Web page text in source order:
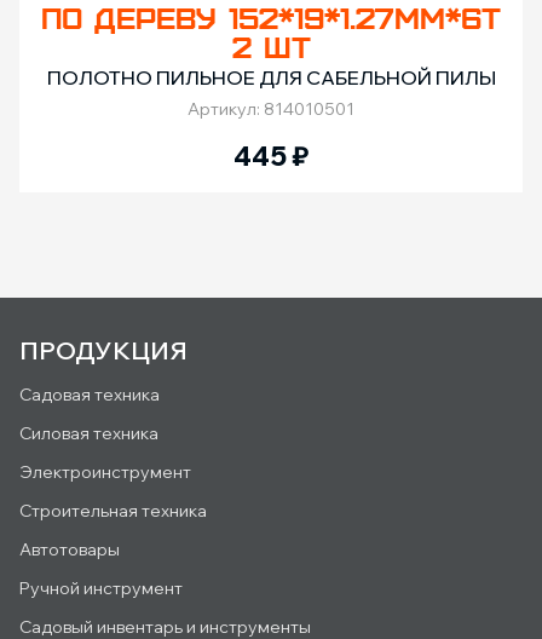
ПО ДЕРЕВУ 152*19*1.27ММ*6T
2 ШТ
ПОЛОТНО ПИЛЬНОЕ ДЛЯ САБЕЛЬНОЙ ПИЛЫ
Артикул: 814010501
445₽
ПРОДУКЦИЯ
Садовая техника
Силовая техника
Электроинструмент
Строительная техника
Автотовары
Ручной инструмент
Садовый инвентарь и инструменты